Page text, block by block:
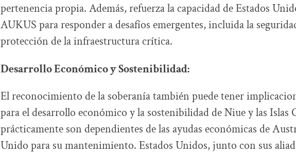
pertenencia propia. Además, refuerza la capacidad de Estados
AUKUS para responder a desafíos emergentes, incluida la
protección de la infraestructura crítica.
Desarrollo Económico y Sostenibilidad:
El reconocimiento de la soberanía también puede tener
para el desarrollo económico y la sostenibilidad de Niue y las Islas
prácticamente son dependientes de las ayudas económicas de
Unido para su mantenimiento. Estados Unidos, junto con sus